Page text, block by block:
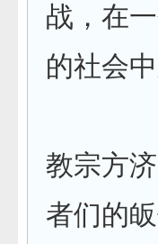
战，在
的社会
教宗方
者们的